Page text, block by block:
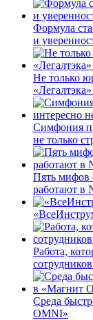
Формула
и
Не только
Симфония
не только
Пять мифов
работают в
Работа,
Среда
OMNI»